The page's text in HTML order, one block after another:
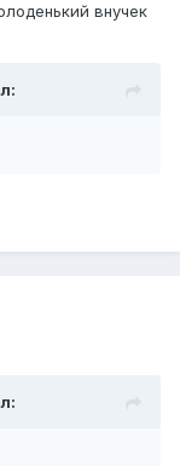
внучек